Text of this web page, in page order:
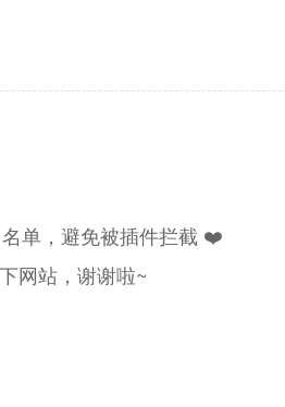
单，避免被插件拦截 ❤️
网站，谢谢啦~